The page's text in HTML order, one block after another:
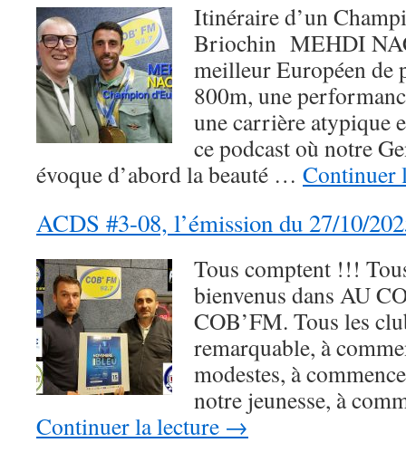
Itinéraire d’un
Briochin MEHDI
meilleur Européen de
800m, une
une carrière atypique
ce podcast où notre
évoque d’abord la beauté … Continuer
ACDS #3-08, l’émission du 27/10/
Tous comptent !!!
bienvenus dans AU
COB’FM. Tous les
remarquable, à
modestes, à
notre jeunesse, à
Continuer la lecture →